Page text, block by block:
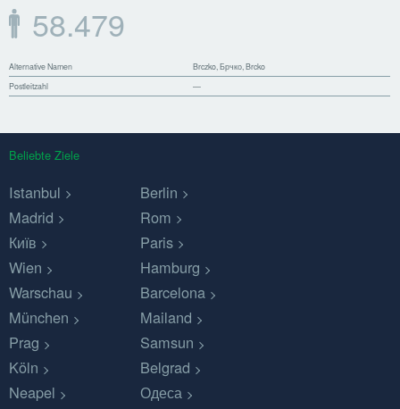
58.479
Alternative Namen
Brczko, Брчко, Brcko
Postleitzahl
—
Beliebte Ziele
Istanbul
Berlin
Madrid
Rom
Київ
Paris
Wien
Hamburg
Warschau
Barcelona
München
Mailand
Prag
Samsun
Köln
Belgrad
Neapel
Одеса